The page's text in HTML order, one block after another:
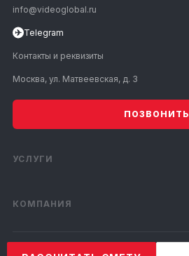
УСЛУГИ
КОМПАНИЯ
info@videoglobal.ru
✈ Telegram
Контакты и реквизиты
Москва, ул. Матвеевская, д. 3
ПОЗВОНИТЬ